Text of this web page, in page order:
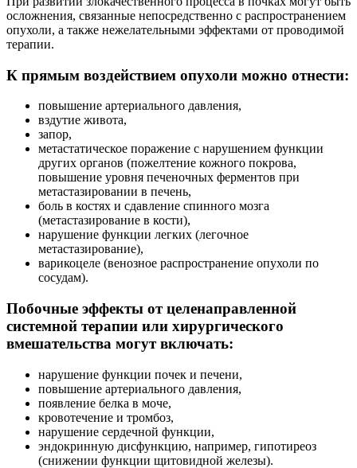
осложнения, связанные непосредственно с распространением
опухоли, а также нежелательными эффектами от проводимой
терапии.
К прямым воздействием опухоли можно отнести:
повышение артериального давления,
вздутие живота,
запор,
метастатическое поражение с нарушением функции
других органов (пожелтение кожного покрова,
повышение уровня печеночных ферментов при
метастазировании в печень,
боль в костях и сдавление спинного мозга
(метастазирование в кости),
нарушение функции легких (легочное
метастазирование),
варикоцеле (венозное распространение опухоли по
сосудам).
Побочные эффекты от целенаправленной
системной терапии или хирургического
вмешательства могут включать:
нарушение функции почек и печени,
повышение артериального давления,
появление белка в моче,
кровотечение и тромбоз,
нарушение сердечной функции,
эндокринную дисфункцию, например, гипотиреоз
(снижении функции щитовидной железы).